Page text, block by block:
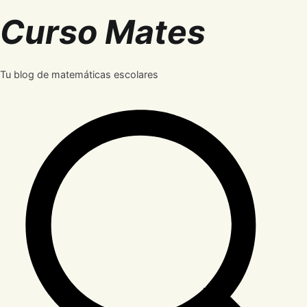
al
contenido
Curso Mates
Tu blog de matemáticas escolares